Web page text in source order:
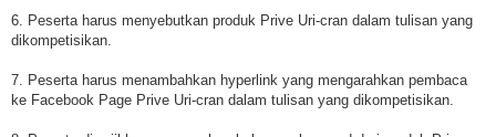
6. Peserta harus menyebutkan produk Prive Uri-cran dalam tulisan yang
dikompetisikan.
7. Peserta harus menambahkan hyperlink yang mengarahkan pembaca
ke Facebook Page Prive Uri-cran dalam tulisan yang dikompetisikan.